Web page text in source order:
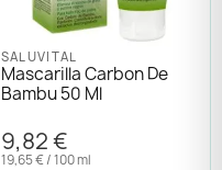
SALUVITAL
Mascarilla Carbon De
Bambu 50 Ml
9,82 €
19,65 € / 100 ml